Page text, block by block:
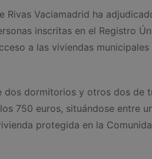
Rivas Vaciamadrid ha
inscritas en el Registro
a las viviendas
dos dormitorios y otros dos de
750 euros, situándose entre
protegida en la